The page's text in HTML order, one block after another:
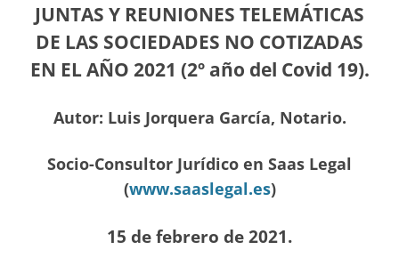
JUNTAS Y REUNIONES TELEMÁTICAS
DE LAS SOCIEDADES NO COTIZADAS
EN EL AÑO 2021 (2º año del Covid 19).
Autor: Luis Jorquera García, Notario.
Socio-Consultor Jurídico en Saas Legal
(www.saaslegal.es)
15 de febrero de 2021.